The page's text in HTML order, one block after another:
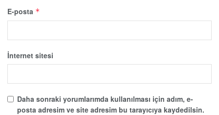
E-posta *
İnternet sitesi
Daha sonraki yorumlarımda kullanılması için adım, e-
posta adresim ve site adresim bu tarayıcıya kaydedilsin.